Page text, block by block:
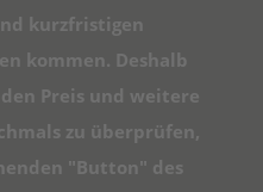
kurzfristigen
kommen. Deshalb
Preis und weitere
zu überprüfen,
"Button" des